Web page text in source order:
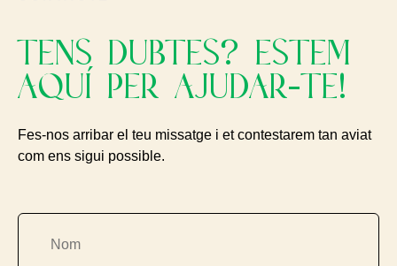
TENS DUBTES? ESTEM
AQUÍ PER AJUDAR-TE!
Fes-nos arribar el teu missatge i et contestarem tan aviat
com ens sigui possible.